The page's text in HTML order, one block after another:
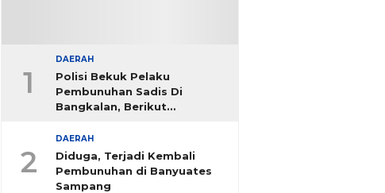
1
DAERAH
Polisi Bekuk Pelaku
Pembunuhan Sadis Di
Bangkalan, Berikut
2
DAERAH
Diduga, Terjadi Kembali
Pembunuhan di Banyuates
Sampang